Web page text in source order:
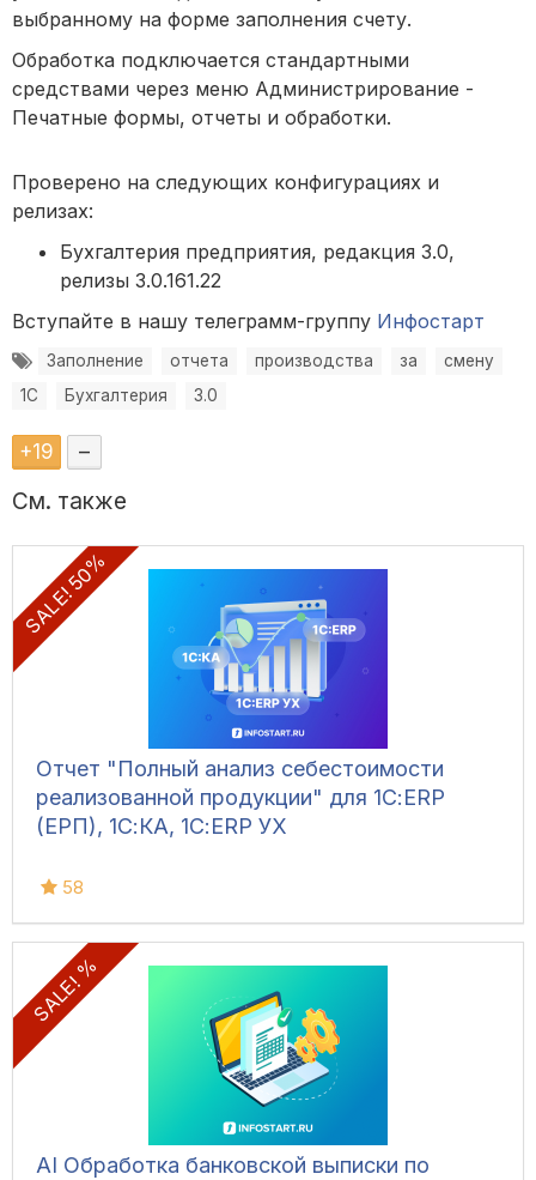
выбранному на форме заполнения счету.
Обработка подключается стандартными
средствами через меню Администрирование -
Печатные формы, отчеты и обработки.
Проверено на следующих конфигурациях и
релизах:
Бухгалтерия предприятия, редакция 3.0,
релизы 3.0.161.22
Вступайте в нашу телеграмм-группу Инфостарт
Заполнение отчета производства за
смену
1С
Бухгалтерия 3.0
+19 –
См. также
SALE! 50%
Отчет "Полный анализ себестоимости
реализованной продукции" для 1С:ERP
(ЕРП), 1С:КА, 1С:ERP УХ
58
SALE! %
AI Обработка банковской выписки по